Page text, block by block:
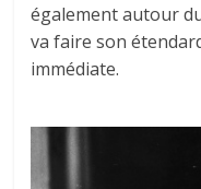
également autour
va faire son
immédiate.